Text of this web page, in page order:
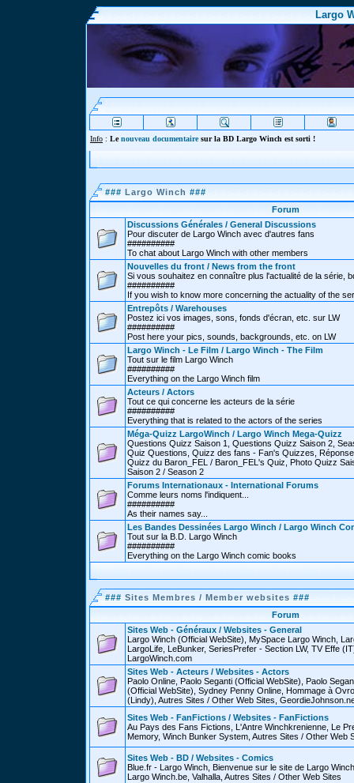
Largo
Info : Lenouveau documentairesur la BD Largo Winch est sorti !
### Largo Winch ###
Forum
Discussions Générales / General Discussions
Pour discuter de Largo Winch avec d'autres fans
##########
To chat about Largo Winch with other members
Nouvelles du front / News from the front
Si vous souhaitez en connaître plus l'actualité de la série,
##########
If you wish to know more concerning the actuality of the
Entrepôts / Warehouses
Postez ici vos images, sons, fonds d'écran, etc. sur LW
##########
Post here your pics, sounds, backgrounds, etc. on LW
Largo Winch - Le Film / Largo Winch - The Film
Tout sur le film Largo Winch
##########
Everything on the Largo Winch film
Acteurs / Actors
Tout ce qui concerne les acteurs de la série
##########
Everything that is related to the actors of the series
Méga-Quizz LargoWinch / Largo Winch Mega-Quizz
Questions Quizz Saison 1, Questions Quizz Saison 2,
Quiz Questions, Quizz des fans - Fan's Quizzes,
Quizz du Baron_FEL / Baron_FEL's Quiz, Photo Quizz
Saison 2 / Season 2
Forums Internationaux - International Forums
Comme leurs noms l'indiquent...
##########
As their names say...
Les Bandes Dessinées Largo Winch / Largo Winch
Tout sur la B.D. Largo Winch
##########
Everything on the Largo Winch comic books
### Sites Membres / Member websites ###
Forum
Sites Web - Généraux / Websites - General
Largo Winch (Official WebSite), MySpace Largo Winch,
LargoLife, LeBunker, SeriesPrefer - Section LW, TV Effe
LargoWinch.com
Sites Web - Acteurs / Websites - Actors
Paolo Online, Paolo Seganti (Official WebSite), Paolo
(Official WebSite), Sydney Penny Online, Hommage à
(Lindy), Autres Sites / Other Web Sites,
Sites Web - FanFictions / Websites - FanFictions
Au Pays des Fans Fictions, L'Antre Winchkrenienne, Le
Memory, Winch Bunker System, Autres Sites / Other Web
Sites Web - BD / Websites - Comics
Blue.fr - Largo Winch, Bienvenue sur le site de Largo
Largo Winch.be, Valhalla, Autres Sites / Other Web Sites